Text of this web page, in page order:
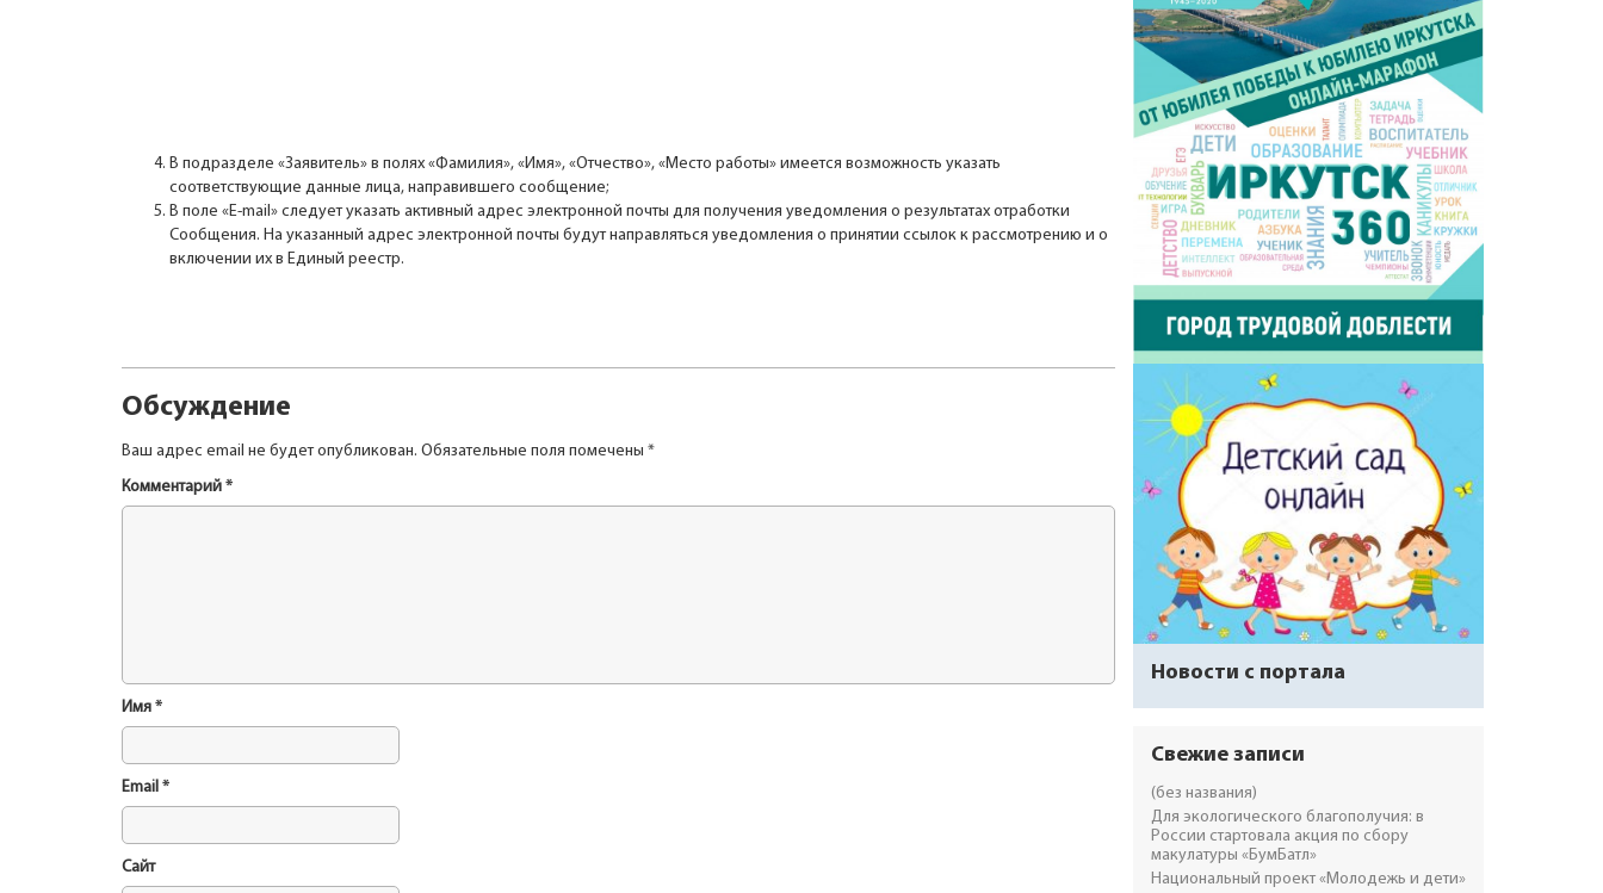
В подразделе «Заявитель» в полях «Фамилия», «Имя», «Отчество», «Место работы» имеется возможность указать
соответствующие данные лица, направившего сообщение;
В поле «Е-mail» следует указать активный адрес электронной почты для получения уведомления о результатах отработки
Сообщения. На указанный адрес электронной почты будут направляться уведомления о принятии ссылок к рассмотрению и о
включении их в Единый реестр.
Обсуждение
Ваш адрес email не будет опубликован. Обязательные поля помечены *
Комментарий *
Имя *
Email *
Сайт
Новости с портала
Свежие записи
(без названия)
Для экологического благополучия: в
России стартовала акция по сбору
макулатуры «БумБатл»
Национальный проект «Молодежь и дети»